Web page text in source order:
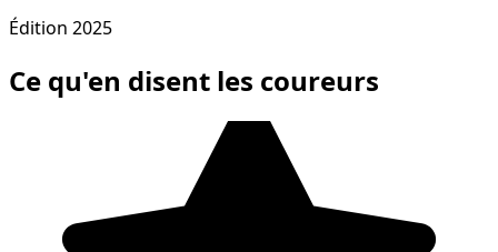
Édition 2025
Ce qu'en disent les coureurs